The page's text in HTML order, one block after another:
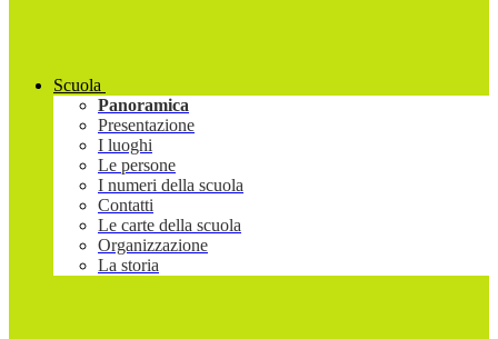
Scuola
Panoramica
Presentazione
I luoghi
Le persone
I numeri della scuola
Contatti
Le carte della scuola
Organizzazione
La storia